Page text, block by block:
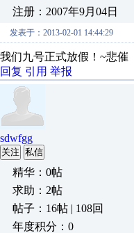
注册：2007年9月04日
发表于：2013-02-01 14:44:29
我们九号正式放假！~悲催
回复 引用 举报
sdwfgg
关注 私信
精华：0帖
求助：2帖
帖子：16帖 | 108回
年度积分：0